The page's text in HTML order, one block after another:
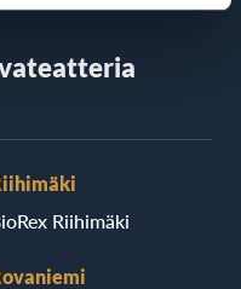
Riihimäki